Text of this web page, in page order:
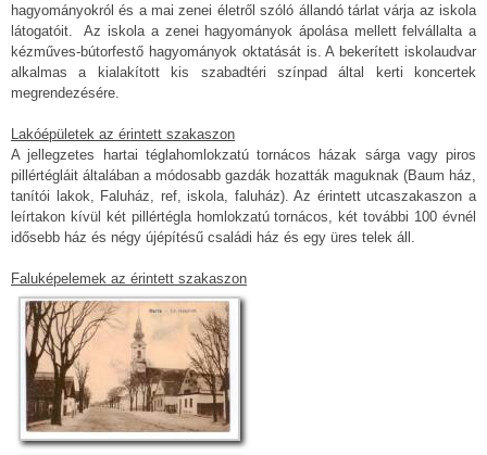
hagyományokról és a mai zenei életről szóló állandó tárlat várja az iskola
látogatóit. Az iskola a zenei hagyományok ápolása mellett felvállalta a
kézműves-bútorfestő hagyományok oktatását is. A bekerített iskolaudvar
alkalmas a kialakított kis szabadtéri színpad által kerti koncertek
megrendezésére.
Lakóépületek az érintett szakaszon
A jellegzetes hartai téglahomlokzatú tornácos házak sárga vagy piros
pillértégláit általában a módosabb gazdák hozatták maguknak (Baum ház,
tanítói lakok, Faluház, ref, iskola, faluház). Az érintett utcaszakaszon a
leírtakon kívül két pillértégla homlokzatú tornácos, két további 100 évnél
idősebb ház és négy újépítésű családi ház és egy üres telek áll.
Faluképelemek az érintett szakaszon